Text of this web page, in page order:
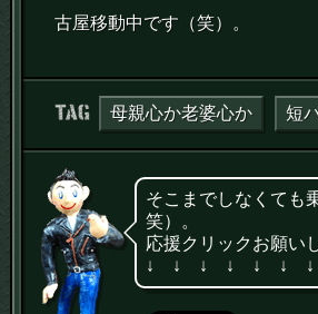
古屋移動中です（笑）。
タグ：
母親心か老婆心か 短
そこまでしなくても
笑）。
応援クリックお願い
↓ ↓ ↓ ↓ ↓ ↓ ↓